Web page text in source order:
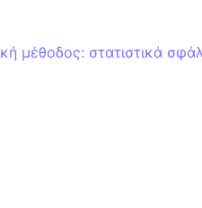
μέθοδος: στατιστικά